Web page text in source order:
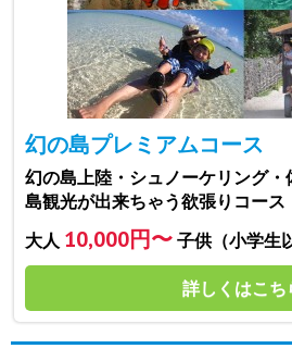
幻の島プレミアムコース
幻の島上陸・シュノーケリング
島観光が出来ちゃう欲張りコース
大人 10,000円〜 子供（小学生
詳しくはこち